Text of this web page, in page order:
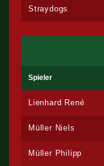
Straydogs
Spieler
Lienhard René
Müller Niels
Müller Philipp